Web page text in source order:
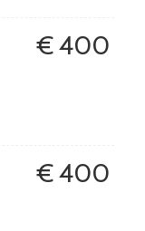
€ 400
€ 400